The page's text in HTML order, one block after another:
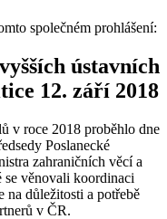
společném prohlášení:
ústavních
12. září 2018
v roce 2018 proběhlo dne
Poslanecké
zahraničních věcí a
věnovali koordinaci
na důležitosti a potřebě
v ČR.